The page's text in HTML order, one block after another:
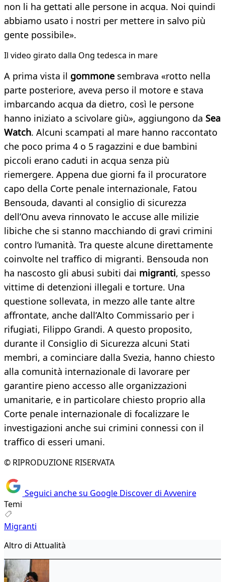
non li ha gettati alle persone in acqua. Noi quindi
abbiamo usato i nostri per mettere in salvo più
gente possibile».
Il video girato dalla Ong tedesca in mare
A prima vista il gommone sembrava «rotto nella
parte posteriore, aveva perso il motore e stava
imbarcando acqua da dietro, così le persone
hanno iniziato a scivolare giù», aggiungono da Sea
Watch. Alcuni scampati al mare hanno raccontato
che poco prima 4 o 5 ragazzini e due bambini
piccoli erano caduti in acqua senza più
riemergere. Appena due giorni fa il procuratore
capo della Corte penale internazionale, Fatou
Bensouda, davanti al consiglio di sicurezza
dell’Onu aveva rinnovato le accuse alle milizie
libiche che si stanno macchiando di gravi crimini
contro l’umanità. Tra queste alcune direttamente
coinvolte nel traffico di migranti. Bensouda non
ha nascosto gli abusi subiti dai migranti, spesso
vittime di detenzioni illegali e torture. Una
questione sollevata, in mezzo alle tante altre
affrontate, anche dall’Alto Commissario per i
rifugiati, Filippo Grandi. A questo proposito,
durante il Consiglio di Sicurezza alcuni Stati
membri, a cominciare dalla Svezia, hanno chiesto
alla comunità internazionale di lavorare per
garantire pieno accesso alle organizzazioni
umanitarie, e in particolare chiesto proprio alla
Corte penale internazionale di focalizzare le
investigazioni anche sui crimini connessi con il
traffico di esseri umani.
© RIPRODUZIONE RISERVATA
Seguici anche su Google Discover di Avvenire
Temi
Migranti
Altro di Attualità